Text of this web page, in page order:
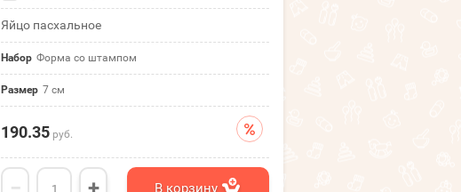
Яйцо пасхальное
Набор Форма со штампом
Размер 7 см
190.35 руб.
В корзину